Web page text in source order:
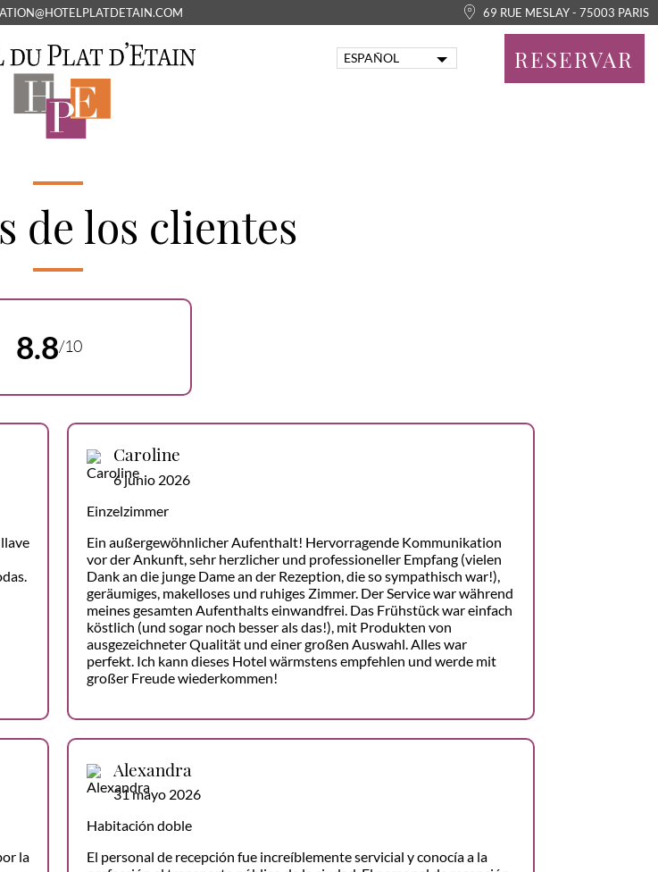
69 RUE MESLAY - 75003 PARIS
ESPAÑOL
RESERVAR
de los clientes
8.8/10
Caroline
6 junio 2026
Einzelzimmer
Ein außergewöhnlicher Aufenthalt! Hervorragende Kommunikation
vor der Ankunft, sehr herzlicher und professioneller Empfang (vielen
Dank an die junge Dame an der Rezeption, die so sympathisch war!),
geräumiges, makelloses und ruhiges Zimmer. Der Service war während
meines gesamten Aufenthalts einwandfrei. Das Frühstück war einfach
köstlich (und sogar noch besser als das!), mit Produkten von
ausgezeichneter Qualität und einer großen Auswahl. Alles war
perfekt. Ich kann dieses Hotel wärmstens empfehlen und werde mit
großer Freude wiederkommen!
la
Alexandra
31 mayo 2026
Habitación doble
El personal de recepción fue increíblemente servicial y conocía a la